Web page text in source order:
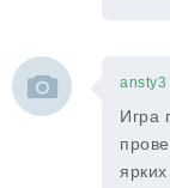
ansty3
Игра